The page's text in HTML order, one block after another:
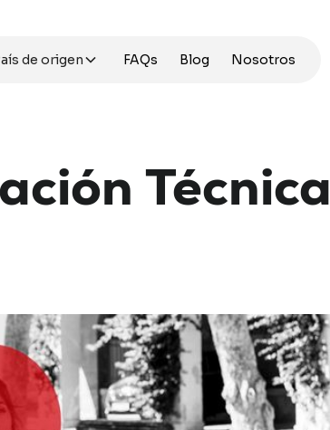
de origen FAQs Blog Nosotros
Técnica